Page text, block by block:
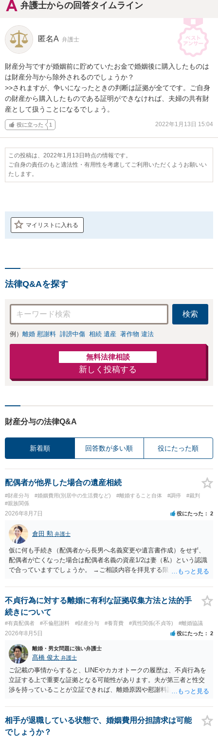
弁護士からの回答タイムライン
匿名A 弁護士
財産分与ですが婚姻前に貯めていたお金で婚姻後に購入したものは
は財産分与から除外されるのでしょうか？
>>されますが、争いになったときの判断は証拠が全てです。ご自身
の財産から購入したものである証明ができなければ、夫婦の共有財
産として扱うことになるでしょう。
役に立った 1 2022年1月13日 15:04
この投稿は、2022年1月13日時点の情報です。
ご自身の責任のもと適法性・有用性を考慮してご利用いただくようお願いい
たします。
マイリストに入れる
法律Q&Aを探す
検索
例） 離婚 慰謝料 誹謗中傷 相続 遺産 著作物 違法
無料法律相談
新しく投稿する
財産分与の法律Q&A
新着順 回答数が多い順 役にたった順
配偶者が他界した場合の遺産相続
#財産分与 #婚姻費用(別居中の生活費など) #離婚すること自体 #調停
#裁判
#親族関係
2026年8月7日 役にたった 2
倉田 勲 弁護士
仮に何も手続き（配偶者から長男へ名義変更や遺言書作成）をせず、
配偶者が亡くなった場合は配偶者名義の資産1/2は妻（私）という認識
で合っていますでしょうか。 →ご相談内容を拝見する限りでは、その
完全に所有する場合は、他の相続人に対して自宅の評価額の１/２の代
償金の支払いが必要になります。
不貞行為に対する離婚に有利な証拠収集方法と法的手
続きについて
#有責配偶者 #不倫慰謝料 #財産分与 #養育費 #異性関係(不貞等) #離婚協議
2026年8月5日 役にたった 2
離婚・男女問題に強い弁護士
髙橋 俊太 弁護士
ご記載の事情からすると、LINEやカカオトークの履歴は、不貞行為を
立証する上で重要な証拠となる可能性があります。夫が第三者と性交
渉を持っていることが立証できれば、離婚原因や慰謝料請求を検討す
性的関係を継続しているのであれば、その期間や回数が分かる資料は
できるだけ保存しておくことをお勧めいたします。 他方、「夫に不貞
がある＝財産分与でも多くもらえる」「当然に親権を取得できる」と
いう関係にはありません。まず、財産分与は、基本的には夫婦が婚姻
相手が退職している状態で、婚姻費用分担請求は可能
でしょうか？